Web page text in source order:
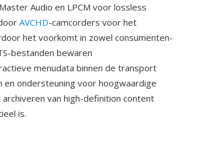
Audio en LPCM voor lossless
AVCHD-camcorders voor het
het voorkomt in zowel consumenten-
bestanden bewaren
menudata binnen de transport
ondersteuning voor hoogwaardige
van high-definition content
is.